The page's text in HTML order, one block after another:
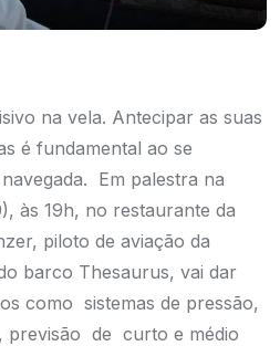
na vela. Antecipar as suas
é fundamental ao se
Em palestra na
às 19h, no restaurante da
piloto de aviação da
barco Thesaurus, vai dar
como sistemas de pressão,
previsão de curto e médio